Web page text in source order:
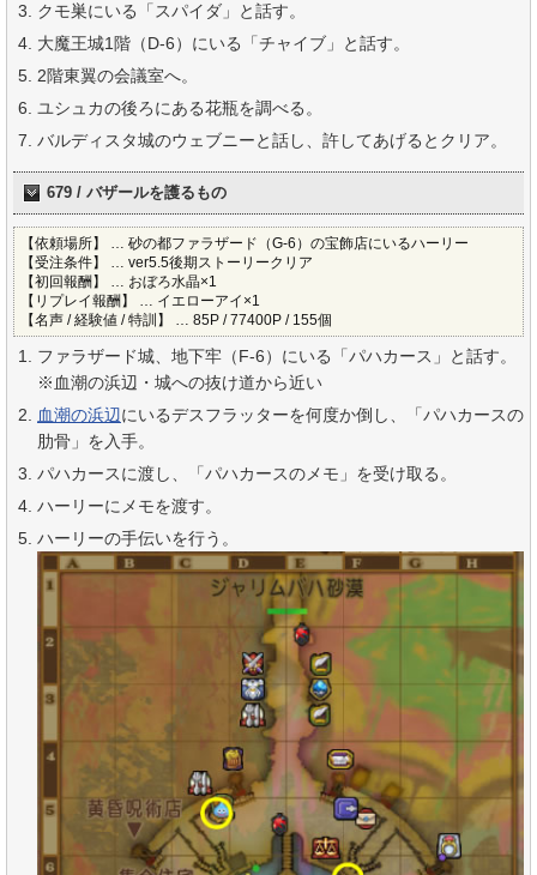
クモ巣にいる「スパイダ」と話す。
大魔王城1階（D-6）にいる「チャイブ」と話す。
2階東翼の会議室へ。
ユシュカの後ろにある花瓶を調べる。
バルディスタ城のウェブニーと話し、許してあげるとクリア。
679 / バザールを護るもの
【依頼場所】 … 砂の都ファラザード（G-6）の宝飾店にいるハーリー
【受注条件】 … ver5.5後期ストーリークリア
【初回報酬】 … おぼろ水晶×1
【リプレイ報酬】 … イエローアイ×1
【名声 / 経験値 / 特訓】 … 85P / 77400P / 155個
ファラザード城、地下牢（F-6）にいる「パハカース」と話す。
※血潮の浜辺・城への抜け道から近い
血潮の浜辺 にいるデスフラッターを何度か倒し、「パハカースの
肋骨」を入手。
パハカースに渡し、「パハカースのメモ」を受け取る。
ハーリーにメモを渡す。
ハーリーの手伝いを行う。